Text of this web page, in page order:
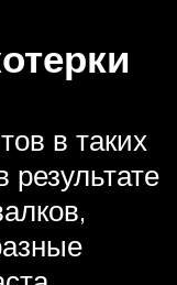
в таких
результате